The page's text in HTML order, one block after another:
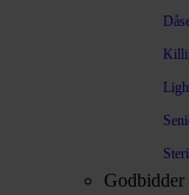
Godbidder